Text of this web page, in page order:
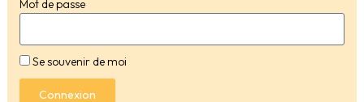
Mot de passe
Se souvenir de moi
Connexion